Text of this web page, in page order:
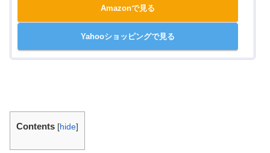
Amazonで見る
Yahooショッピングで見る
Contents [hide]